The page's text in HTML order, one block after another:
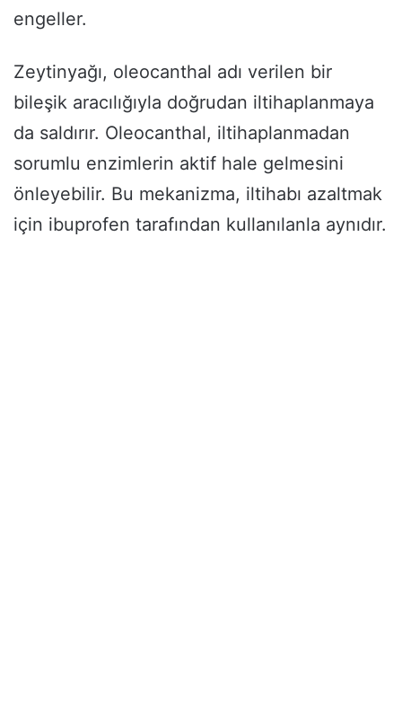
engeller.
Zeytinyağı, oleocanthal adı verilen bir
bileşik aracılığıyla doğrudan iltihaplanmaya
da saldırır. Oleocanthal, iltihaplanmadan
sorumlu enzimlerin aktif hale gelmesini
önleyebilir. Bu mekanizma, iltihabı azaltmak
için ibuprofen tarafından kullanılanla aynıdır.